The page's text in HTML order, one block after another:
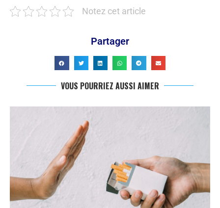
Notez cet article
Partager
VOUS POURRIEZ AUSSI AIMER